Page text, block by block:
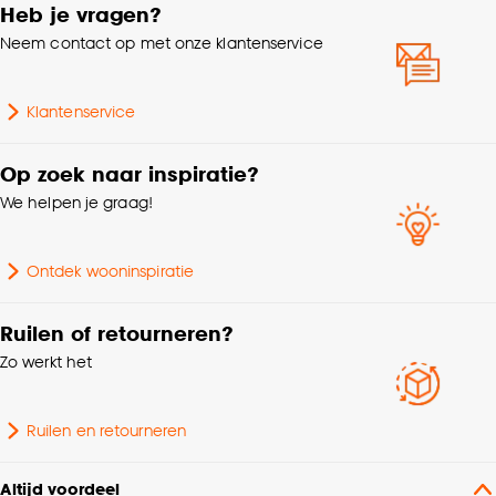
Al onze raamdecoratie voldoet aan veiligheids- en
kwaliteitseisen voor kinderen. Let er bij het monteren op dat
de ketting minimaal 150cm boven de grond moet hangen
Gewicht gram per m2
% Verduisterend
Garantietermijn
Op kozijn, In kozijn,
Wandbevestiging, Met
Heb je vragen?
Neem contact op met onze klantenservice
Klantenservice
Op zoek naar inspiratie?
We helpen je graag!
Ontdek wooninspiratie
Ruilen of retourneren?
Zo werkt het
Ruilen en retourneren
Altijd voordeel